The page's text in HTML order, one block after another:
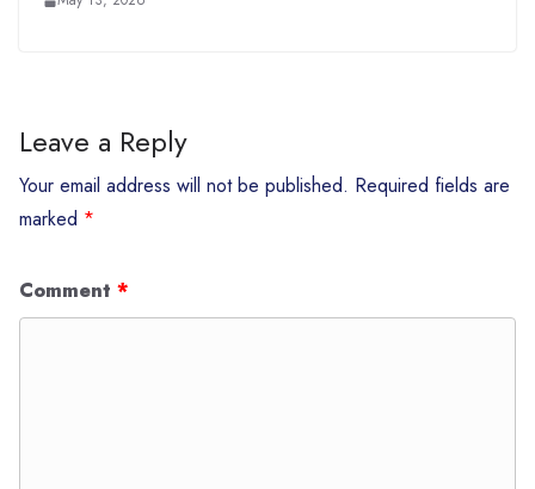
Leave a Reply
Your email address will not be published. Required fields are
marked *
Comment *